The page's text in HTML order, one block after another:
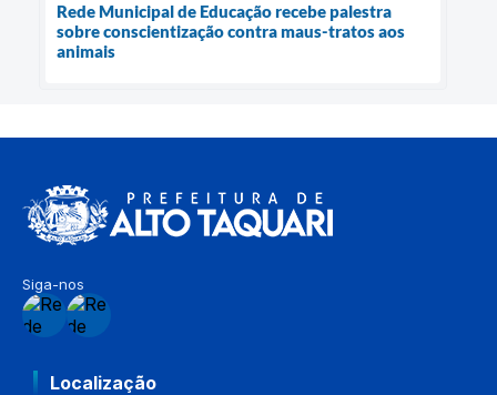
Rede Municipal de Educação recebe palestra
sobre conscientização contra maus-tratos aos
animais
Siga-nos
Localização